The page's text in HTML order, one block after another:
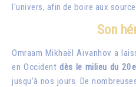
l'univers, afin de boire aux
Son
Omraam Mikhaël Aïvanhov a
en Occident dès le milieu du
jusqu’à nos jours. De